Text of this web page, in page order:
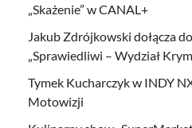
„Skażenie” w CANAL+
Jakub Zdrójkowski dołącza
„Sprawiedliwi – Wydział
Tymek Kucharczyk w INDY
Motowizji